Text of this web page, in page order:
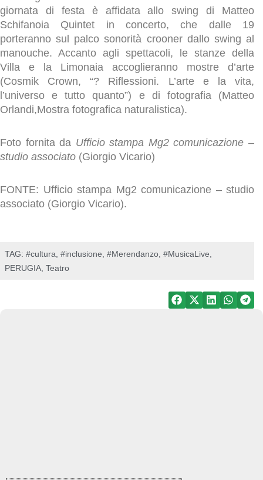
giornata di festa è affidata allo swing di Matteo
Schifanoia Quintet in concerto, che dalle 19
porteranno sul palco sonorità crooner dallo swing al
manouche. Accanto agli spettacoli, le stanze della
Villa e la Limonaia accoglieranno mostre d’arte
(Cosmik Crown, “? Riflessioni. L’arte e la vita,
l’universo e tutto quanto”) e di fotografia (Matteo
Orlandi,Mostra fotografica naturalistica).
Foto fornita da Ufficio stampa Mg2 comunicazione –
studio associato (Giorgio Vicario)
FONTE: Ufficio stampa Mg2 comunicazione – studio
associato (Giorgio Vicario).
TAG: #cultura #inclusione #Merendanzo #MusicaLive
PERUGIA Teatro